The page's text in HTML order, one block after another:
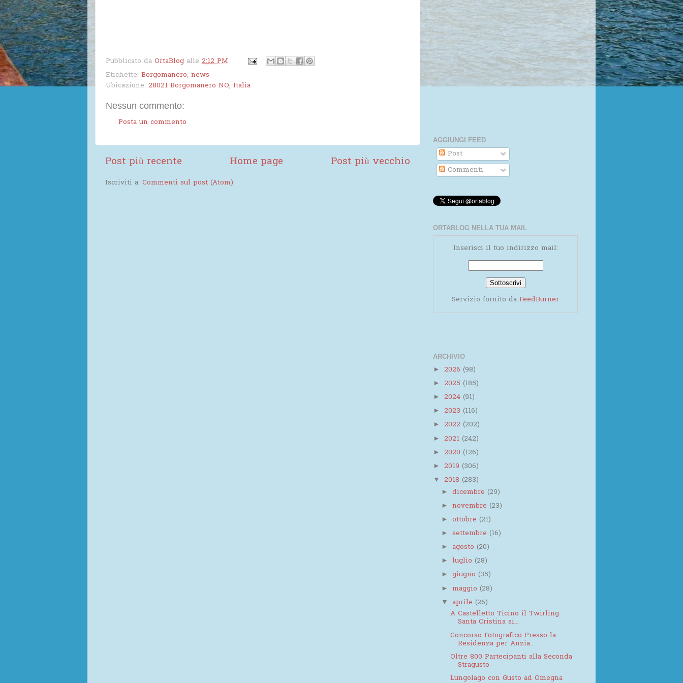
Pubblicato da OrtaBlog alle 2:12 PM
Etichette: Borgomanero, news
Ubicazione: 28021 Borgomanero NO, Italia
Nessun commento:
Posta un commento
Post più recente Post più vecchio
Home page
Iscriviti a: Commenti sul post (Atom)
AGGIUNGI FEED
Post
Commenti
ORTABLOG NELLA TUA MAIL
Inserisci il tuo indirizzo mail:
Servizio fornito da FeedBurner
ARCHIVIO
► 2026 (98)
► 2025 (185)
► 2024 (91)
► 2023 (116)
► 2022 (202)
► 2021 (242)
► 2020 (126)
► 2019 (306)
▼ 2018 (283)
►dicembre(29)
►novembre(23)
►ottobre(21)
►settembre(16)
►agosto(20)
►luglio(28)
►giugno(35)
►maggio(28)
▼aprile(26)
A Castelletto Ticino il Twirling
Santa Cristina si...
Concorso Fotografico Presso la
Residenza per Anzia...
Oltre 800 Partecipanti alla Seconda
Stragusto
Lungolago con Gusto ad Omegna